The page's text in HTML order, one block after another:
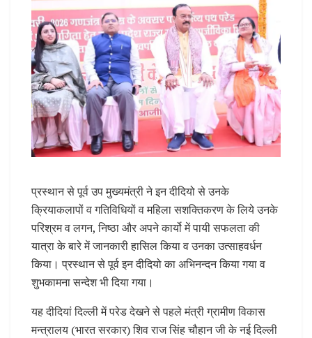
प्रस्थान से पूर्व उप मुख्यमंत्री ने इन दीदियो से उनके
क्रियाकलापों व गतिविधियों व महिला सशक्तिकरण के लिये उनके
परिश्रम व लगन, निष्ठा और अपने कार्यो में पायी सफलता की
यात्रा के बारे में जानकारी हासिल किया व उनका उत्साहवर्धन
किया। प्रस्थान से पूर्व इन दीदियो का अभिनन्दन किया गया व
शुभकामना सन्देश भी दिया गया।
यह दीदियां दिल्ली में परेड देखने से पहले मंत्री ग्रामीण विकास
मन्त्रालय (भारत सरकार) शिव राज सिंह चौहान जी के नई दिल्ली